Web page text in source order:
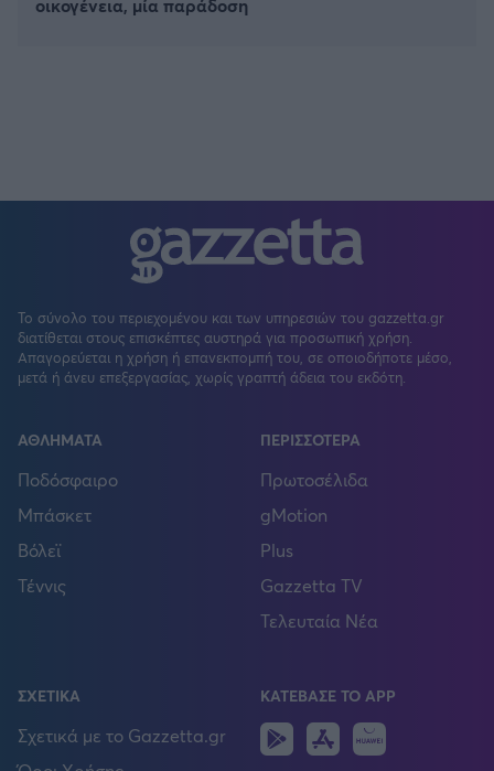
οικογένεια, μία παράδοση
Το σύνολο του περιεχομένου και των υπηρεσιών του gazzetta.gr
διατίθεται στους επισκέπτες αυστηρά για προσωπική χρήση.
Απαγορεύεται η χρήση ή επανεκπομπή του, σε οποιοδήποτε μέσο,
μετά ή άνευ επεξεργασίας, χωρίς γραπτή άδεια του εκδότη.
ΑΘΛΗΜΑΤΑ
Ποδόσφαιρο
Μπάσκετ
Βόλεϊ
Τέννις
ΠΕΡΙΣΣΟΤΕΡΑ
Πρωτοσέλιδα
gMotion
Plus
Gazzetta TV
Τελευταία Νέα
ΣΧΕΤΙΚΑ
Σχετικά με το Gazzetta.gr
ΚΑΤΕΒΑΣΕ ΤΟ APP
Android
IOS